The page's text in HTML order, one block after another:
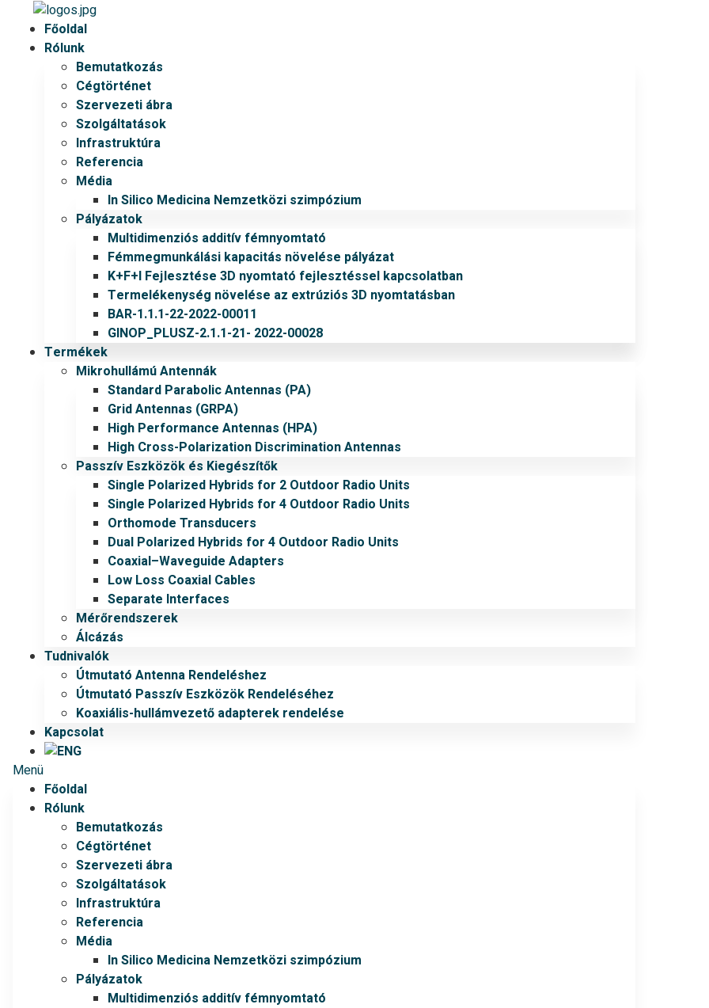
Főoldal
Rólunk
Bemutatkozás
Cégtörténet
Szervezeti ábra
Szolgáltatások
Infrastruktúra
Referencia
Média
In Silico Medicina Nemzetközi szimpózium
Pályázatok
Multidimenziós additív fémnyomtató
Fémmegmunkálási kapacitás növelése pályázat
K+F+I Fejlesztése 3D nyomtató fejlesztéssel kapcsolatban
Termelékenység növelése az extrúziós 3D nyomtatásban
BAR-1.1.1-22-2022-00011
GINOP_PLUSZ-2.1.1-21- 2022-00028
Termékek
Mikrohullámú Antennák
Standard Parabolic Antennas (PA)
Grid Antennas (GRPA)
High Performance Antennas (HPA)
High Cross-Polarization Discrimination Antennas
Passzív Eszközök és Kiegészítők
Single Polarized Hybrids for 2 Outdoor Radio Units
Single Polarized Hybrids for 4 Outdoor Radio Units
Orthomode Transducers
Dual Polarized Hybrids for 4 Outdoor Radio Units
Coaxial–Waveguide Adapters
Low Loss Coaxial Cables
Separate Interfaces
Mérőrendszerek
Álcázás
Tudnivalók
Útmutató Antenna Rendeléshez
Útmutató Passzív Eszközök Rendeléséhez
Koaxiális-hullámvezető adapterek rendelése
Kapcsolat
Menü
Főoldal
Rólunk
Bemutatkozás
Cégtörténet
Szervezeti ábra
Szolgáltatások
Infrastruktúra
Referencia
Média
In Silico Medicina Nemzetközi szimpózium
Pályázatok
Multidimenziós additív fémnyomtató